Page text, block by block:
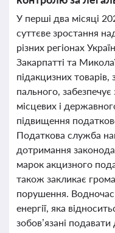
У перші два місяці
суттєве зростання
різних регіонах
Закарпатті та
підакцизних
пального,
місцевих і
підвищення
Податкова служба
дотримання
марок акцизного
також закликає
порушення. Водночас
енергії, яка
зобов’язані